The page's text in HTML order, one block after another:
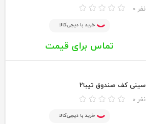
0 نفر
خرید با دیجی‌کالا
تماس برای قیمت
سینی کف صندوق تیبا2
0 نفر
خرید با دیجی‌کالا